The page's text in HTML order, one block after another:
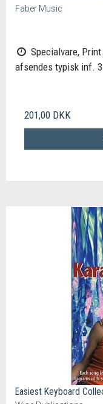
Faber Music
Specialvare,
afsendes typisk inf.
201,00 DKK
Easiest Keyboard